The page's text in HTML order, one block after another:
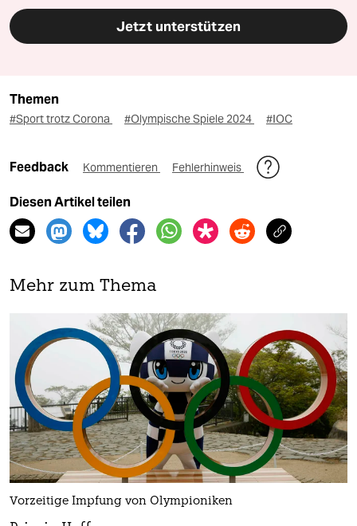
Jetzt unterstützen
Themen
#Sport trotz Corona #Olympische Spiele 2024 #IOC
Feedback Kommentieren Fehlerhinweis
Diesen Artikel teilen
Mehr zum Thema
Vorzeitige Impfung von Olympioniken